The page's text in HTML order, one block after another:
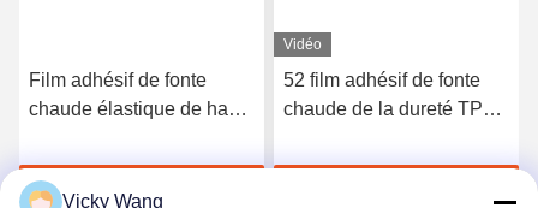
Film adhésif de fonte
chaude élastique de haute
3412
Discuter Maintenant
Vidéo
52 film adhésif de fonte
chaude de la dureté TPU
vêtements sans couture
Vicky Wang